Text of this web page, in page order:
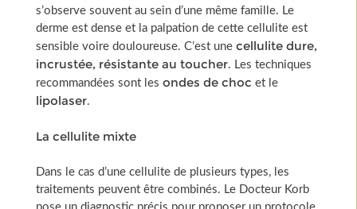
s’observe souvent au sein d’une même famille. Le
derme est dense et la palpation de cette cellulite est
sensible voire douloureuse. C’est une cellulite dure,
incrustée, résistante au toucher. Les techniques
recommandées sont les ondes de choc et le
lipolaser.
La cellulite mixte
Dans le cas d’une cellulite de plusieurs types, les
traitements peuvent être combinés. Le Docteur Korb